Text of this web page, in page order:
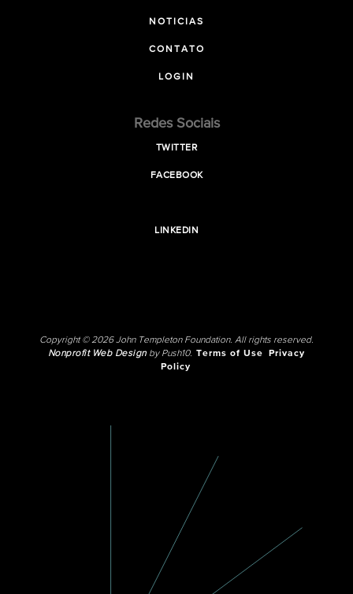
NOTICIAS
CONTATO
LOGIN
Redes Sociais
TWITTER
FACEBOOK
LINKEDIN
Copyright © 2026 John Templeton Foundation. All rights reserved.
Nonprofit Web Designby Push10. Terms of Use
Privacy
Policy